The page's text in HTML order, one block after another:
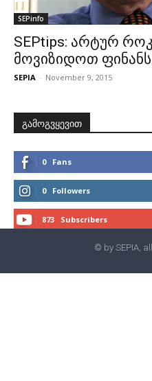
SEPinfo
SEPtips: არტურ
მოვიზიდოთ
SEPIA - November 9, 2015
გამოგვყევით
0 Fans
0 Followers
873 Subscribers
© by SEPIA,